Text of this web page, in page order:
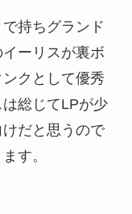
持ちグランド
ーリスが裏ボ
クとして優秀
総じてLPが少
だと思うので
す。